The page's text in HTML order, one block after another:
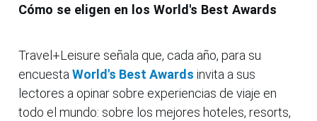
Cómo se eligen en los World's Best Awards
Travel+Leisure señala que, cada año, para su
encuesta World's Best Awards invita a sus
lectores a opinar sobre experiencias de viaje en
todo el mundo: sobre los mejores hoteles, resorts,